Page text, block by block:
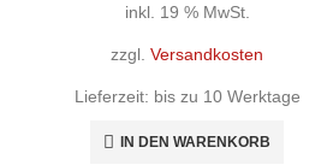
inkl. 19 % MwSt.
zzgl. Versandkosten
Lieferzeit: bis zu 10 Werktage
IN DEN WARENKORB